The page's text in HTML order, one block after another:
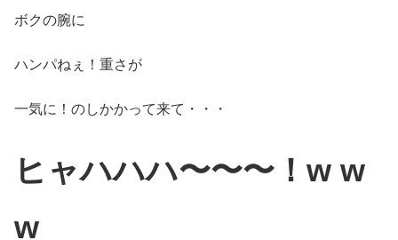
ボクの腕に
ハンパねぇ！重さが
一気に！のしかかって来て・・・
ヒャハハハ〜〜〜！w w
w